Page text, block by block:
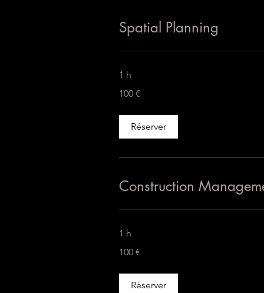
Spatial Planning
1 h
euros
100 €
Réserver
Construction
1 h
euros
100 €
Réserver